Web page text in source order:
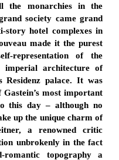
the monarchies in the
society came grand
story hotel complexes in
made it the purest
representation of the
architecture of
Residenz palace. It was
most important
this day – although no
up the unique charm of
a renowned critic
unbrokenly in the fact
topography a